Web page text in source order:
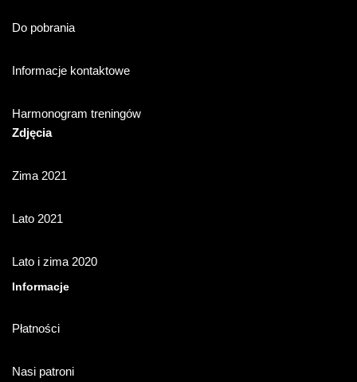
Do pobrania
Informacje kontaktowe
Harmonogram treningów
Zdjęcia
Zima 2021
Lato 2021
Lato i zima 2020
Informacje
Płatności
Nasi patroni